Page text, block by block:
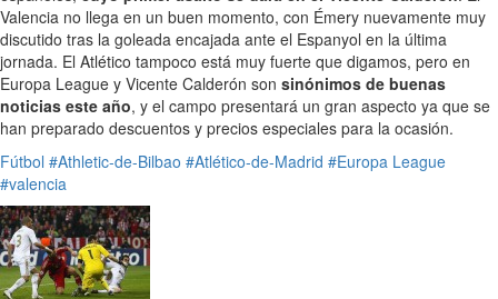
Valencia no llega en un buen momento, con Émery nuevamente muy
discutido tras la goleada encajada ante el Espanyol en la última
jornada. El Atlético tampoco está muy fuerte que digamos, pero en
Europa League y Vicente Calderón son sinónimos de buenas
noticias este año, y el campo presentará un gran aspecto ya que se
han preparado descuentos y precios especiales para la ocasión.
Fútbol #Athletic-de-Bilbao #Atlético-de-Madrid #Europa League
#valencia